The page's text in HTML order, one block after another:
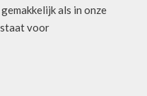
als in onze
voor